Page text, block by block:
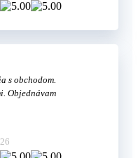
s obchodom.
Objednávam